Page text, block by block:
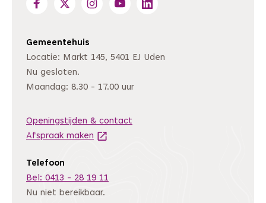
Gemeentehuis
Locatie: Markt 145, 5401 EJ Uden
Nu gesloten.
Maandag: 8.30 - 17.00 uur
Openingstijden & contact
Afspraak maken (Deze link gaat naar een andere
Telefoon
Bel: 0413 - 28 19 11
Nu niet bereikbaar.